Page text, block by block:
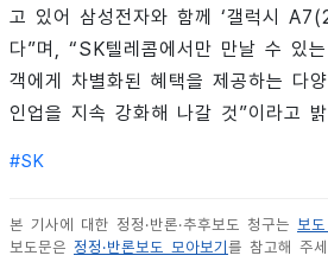
고 있어 삼성전자와 함께 ‘갤럭시
다”며, “SK텔레콤에서만 만날 수 있
객에게 차별화된 혜택을 제공하는 다
인업을 지속 강화해 나갈 것”이라고
#SK
본 기사에 대한 정정·반론·추후보도 청구는 보
보도문은 정정·반론보도 모아보기 를 참고해 주